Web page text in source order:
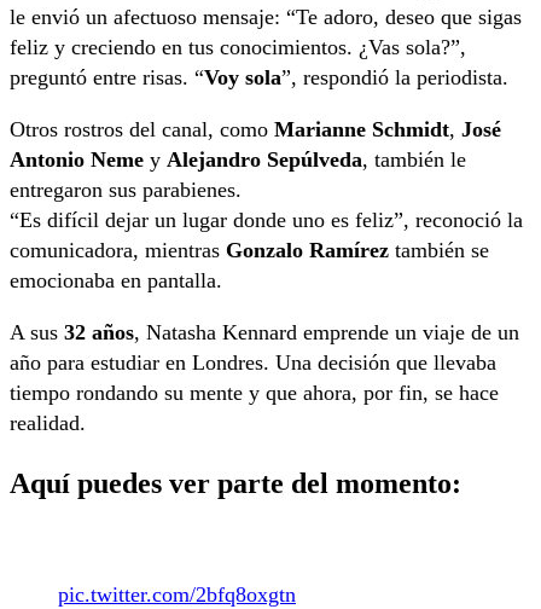
le envió un afectuoso mensaje: “Te adoro, deseo que sigas
feliz y creciendo en tus conocimientos. ¿Vas sola?”,
preguntó entre risas. “Voy sola”, respondió la periodista.
Otros rostros del canal, como Marianne Schmidt, José
Antonio Neme y Alejandro Sepúlveda, también le
entregaron sus parabienes.
“Es difícil dejar un lugar donde uno es feliz”, reconoció la
comunicadora, mientras Gonzalo Ramírez también se
emocionaba en pantalla.
A sus 32 años, Natasha Kennard emprende un viaje de un
año para estudiar en Londres. Una decisión que llevaba
tiempo rondando su mente y que ahora, por fin, se hace
realidad.
Aquí puedes ver parte del momento:
pic.twitter.com/2bfq8oxgtn